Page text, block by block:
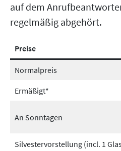
auf dem
regelmäßig abgehört.
Preise
Normalpreis
Ermäßigt*
An Sonntagen
Silvestervorstellung (incl. 1